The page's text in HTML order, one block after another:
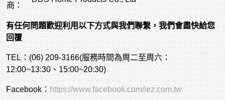
商：
有任何問題歡迎利用以下方式與我們聯繫，我們會盡快給您
回覆
TEL：(06) 209-3166(服務時間為周二至周六：
12:00~13:30、15:00~20:30)
Facebook： https://www.facebook.com/iez.com.tw